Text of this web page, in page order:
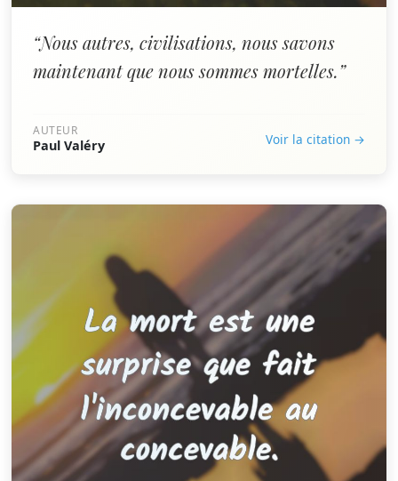
“Nous autres, civilisations, nous savons
maintenant que nous sommes mortelles.”
AUTEUR
Paul Valéry Voir la citation →